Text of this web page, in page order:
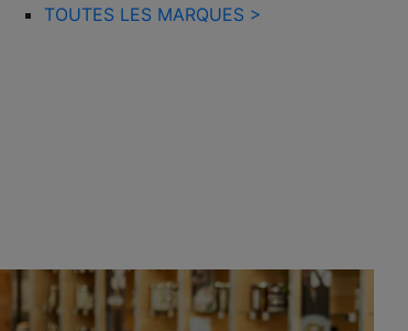
TOUTES LES MARQUES >